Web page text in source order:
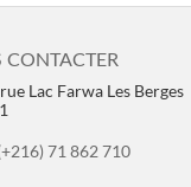
CONTACTER
Lac Farwa Les Berges
71 862 710